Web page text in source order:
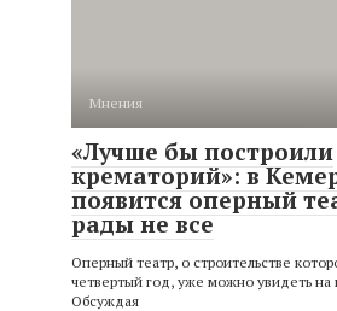
Мнения
«Лучше бы построили
крематорий»: в
появится оперный
рады не все
Оперный театр, о строительстве
четвертый год, уже можно увидеть на
Обсуждая